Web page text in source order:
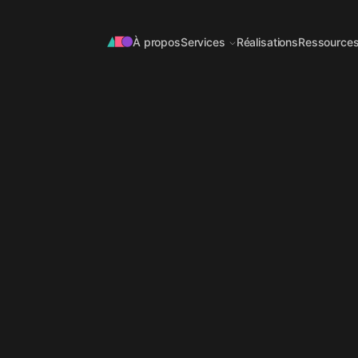
À proposServices RéalisationsRessources